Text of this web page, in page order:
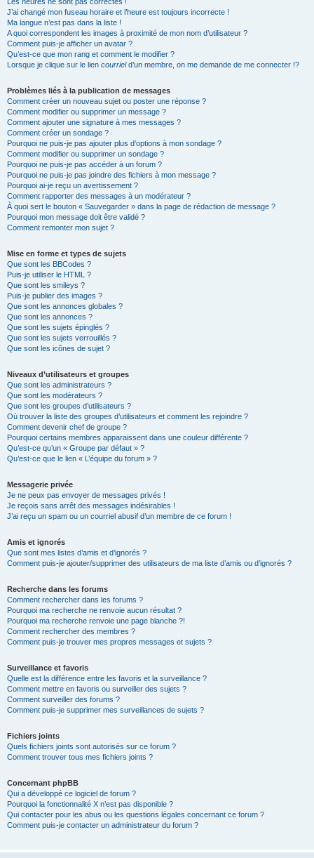
J’ai changé mon fuseau horaire et l’heure est toujours incorrecte !
Ma langue n’est pas dans la liste !
A quoi correspondent les images à proximité de mon nom d’utilisateur ?
Comment puis-je afficher un avatar ?
Qu’est-ce que mon rang et comment le modifier ?
Lorsque je clique sur le lien courrield’un membre, on me demande de me connecter !?
Problèmes liés à la publication de messages
Comment créer un nouveau sujet ou poster une réponse ?
Comment modifier ou supprimer un message ?
Comment ajouter une signature à mes messages ?
Comment créer un sondage ?
Pourquoi ne puis-je pas ajouter plus d’options à mon sondage ?
Comment modifier ou supprimer un sondage ?
Pourquoi ne puis-je pas accéder à un forum ?
Pourquoi ne puis-je pas joindre des fichiers à mon message ?
Pourquoi ai-je reçu un avertissement ?
Comment rapporter des messages à un modérateur ?
À quoi sert le bouton « Sauvegarder » dans la page de rédaction de message ?
Pourquoi mon message doit être validé ?
Comment remonter mon sujet ?
Mise en forme et types de sujets
Que sont les BBCodes ?
Puis-je utiliser le HTML ?
Que sont les smileys ?
Puis-je publier des images ?
Que sont les annonces globales ?
Que sont les annonces ?
Que sont les sujets épinglés ?
Que sont les sujets verrouillés ?
Que sont les icônes de sujet ?
Niveaux d’utilisateurs et groupes
Que sont les administrateurs ?
Que sont les modérateurs ?
Que sont les groupes d’utilisateurs ?
Où trouver la liste des groupes d’utilisateurs et comment les rejoindre ?
Comment devenir chef de groupe ?
Pourquoi certains membres apparaissent dans une couleur différente ?
Qu’est-ce qu’un « Groupe par défaut » ?
Qu’est-ce que le lien « L’équipe du forum » ?
Messagerie privée
Je ne peux pas envoyer de messages privés !
Je reçois sans arrêt des messages indésirables !
J’ai reçu un spam ou un courriel abusif d’un membre de ce forum !
Amis et ignorés
Que sont mes listes d’amis et d’ignorés ?
Comment puis-je ajouter/supprimer des utilisateurs de ma liste d’amis ou d’ignorés ?
Recherche dans les forums
Comment rechercher dans les forums ?
Pourquoi ma recherche ne renvoie aucun résultat ?
Pourquoi ma recherche renvoie une page blanche ?!
Comment rechercher des membres ?
Comment puis-je trouver mes propres messages et sujets ?
Surveillance et favoris
Quelle est la différence entre les favoris et la surveillance ?
Comment mettre en favoris ou surveiller des sujets ?
Comment surveiller des forums ?
Comment puis-je supprimer mes surveillances de sujets ?
Fichiers joints
Quels fichiers joints sont autorisés sur ce forum ?
Comment trouver tous mes fichiers joints ?
Concernant phpBB
Qui a développé ce logiciel de forum ?
Pourquoi la fonctionnalité X n’est pas disponible ?
Qui contacter pour les abus ou les questions légales concernant ce forum ?
Comment puis-je contacter un administrateur du forum ?